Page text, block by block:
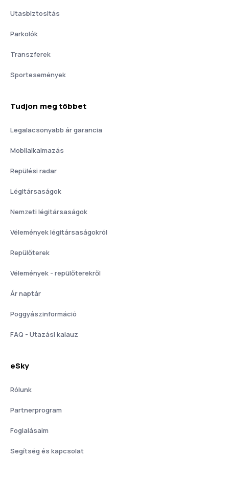
Utasbiztositás
Parkolók
Transzferek
Sportesemények
Tudjon meg többet
Legalacsonyabb ár garancia
Mobilalkalmazás
Repülési radar
Légitársaságok
Nemzeti légitársaságok
Vélemények légitársaságokról
Repülőterek
Vélemények - repülőterekről
Ár naptár
Poggyászinformáció
FAQ - Utazási kalauz
eSky
Rólunk
Partnerprogram
Foglalásaim
Segítség és kapcsolat